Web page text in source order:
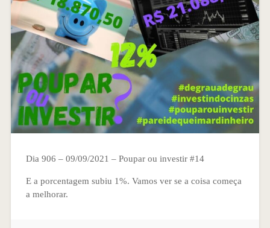
Dia 906 – 09/09/2021 – Poupar ou investir #14
E a porcentagem subiu 1%. Vamos ver se a coisa começa
a melhorar.